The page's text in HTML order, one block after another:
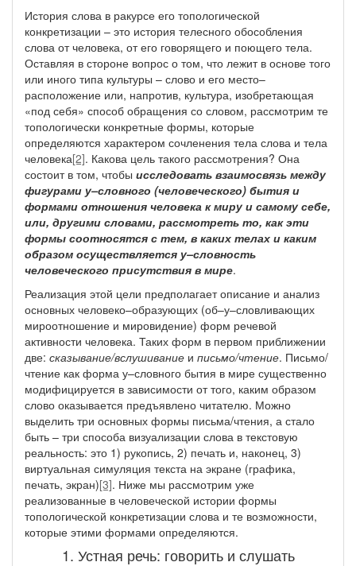
История слова в ракурсе его топологической
конкретизации – это история телесного обособления
слова от человека, от его говорящего и поющего тела.
Оставляя в стороне вопрос о том, что лежит в основе того
или иного типа культуры – слово и его место–
расположение или, напротив, культура, изобретающая
«под себя» способ обращения со словом, рассмотрим те
топологически конкретные формы, которые
определяются характером сочленения тела слова и тела
человека[2]. Какова цель такого рассмотрения? Она
состоит в том, чтобы исследовать взаимосвязь между
фигурами у–словного (человеческого) бытия и
формами отношения человека к миру и самому себе,
или, другими словами, рассмотреть то, как эти
формы соотносятся с тем, в каких телах и каким
образом осуществляется у–словность
человеческого присутствия в мире.
Реализация этой цели предполагает описание и анализ
основных человеко–образующих (об–у–словливающих
мироотношение и мировидение) форм речевой
активности человека. Таких форм в первом приближении
две: сказывание/вслушивание и письмо/чтение. Письмо/
чтение как форма у–словного бытия в мире существенно
модифицируется в зависимости от того, каким образом
слово оказывается предъявлено читателю. Можно
выделить три основных формы письма/чтения, а стало
быть – три способа визуализации слова в текстовую
реальность: это 1) рукопись, 2) печать и, наконец, 3)
виртуальная симуляция текста на экране (графика,
печать, экран)[3]. Ниже мы рассмотрим уже
реализованные в человеческой истории формы
топологической конкретизации слова и те возможности,
которые этими формами определяются.
1. Устная речь: говорить и слушать